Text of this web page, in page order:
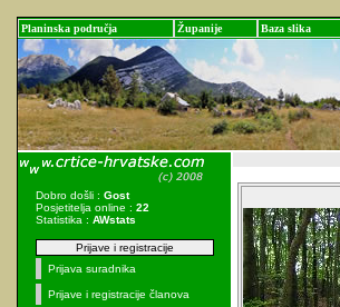
Planinska područja Županije Baza slika
Dobro došli : Gost
Posjetitelja online : 22
Statistika : AWstats
Prijave i registracije
Prijava suradnika
Prijave i registracije članova